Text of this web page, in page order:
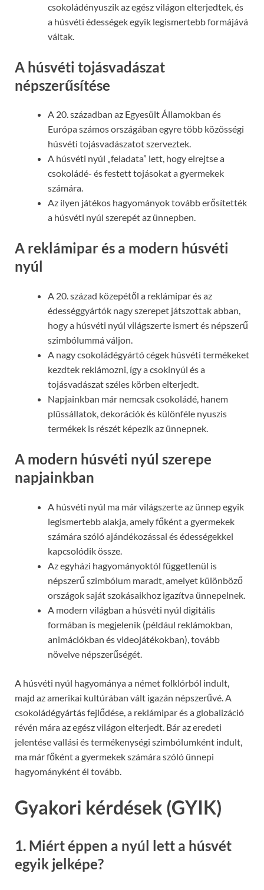
csokoládényuszik az egész világon elterjedtek, és
a húsvéti édességek egyik legismertebb formájává
váltak.
A húsvéti tojásvadászat
népszerűsítése
A 20. században az Egyesült Államokban és
Európa számos országában egyre több közösségi
húsvéti tojásvadászatot szerveztek.
A húsvéti nyúl „feladata” lett, hogy elrejtse a
csokoládé- és festett tojásokat a gyermekek
számára.
Az ilyen játékos hagyományok tovább erősítették
a húsvéti nyúl szerepét az ünnepben.
A reklámipar és a modern húsvéti
nyúl
A 20. század közepétől a reklámipar és az
édességgyártók nagy szerepet játszottak abban,
hogy a húsvéti nyúl világszerte ismert és népszerű
szimbólummá váljon.
A nagy csokoládégyártó cégek húsvéti termékeket
kezdtek reklámozni, így a csokinyúl és a
tojásvadászat széles körben elterjedt.
Napjainkban már nemcsak csokoládé, hanem
plüssállatok, dekorációk és különféle nyuszis
termékek is részét képezik az ünnepnek.
A modern húsvéti nyúl szerepe
napjainkban
A húsvéti nyúl ma már világszerte az ünnep egyik
legismertebb alakja, amely főként a gyermekek
számára szóló ajándékozással és édességekkel
kapcsolódik össze.
Az egyházi hagyományoktól függetlenül is
népszerű szimbólum maradt, amelyet különböző
országok saját szokásaikhoz igazítva ünnepelnek.
A modern világban a húsvéti nyúl digitális
formában is megjelenik (például reklámokban,
animációkban és videojátékokban), tovább
növelve népszerűségét.
A húsvéti nyúl hagyománya a német folklórból indult,
majd az amerikai kultúrában vált igazán népszerűvé. A
csokoládégyártás fejlődése, a reklámipar és a globalizáció
révén mára az egész világon elterjedt. Bár az eredeti
jelentése vallási és termékenységi szimbólumként indult,
ma már főként a gyermekek számára szóló ünnepi
hagyományként él tovább.
Gyakori kérdések (GYIK)
1. Miért éppen a nyúl lett a húsvét
egyik jelképe?